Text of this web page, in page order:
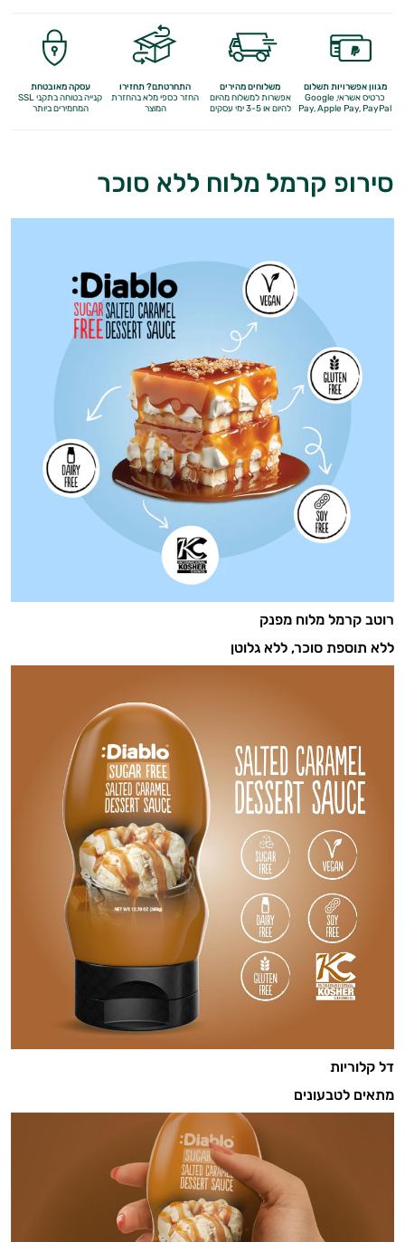
מגוון אפשרויות תשלום
כרטיס אשראי, Google
Pay,Apple Pay, PayPal
משלוחים מהירים
אפשרות למשלוח מהיום
להיום או 3-5 ימי עסקים
התחרטתם? תחזירו
החזר כספי מלאבהחזרת
המוצר
עסקה מאובטחת
קנייה בטוחה בתקני SSL
המחמירים ביותר
סירופ קרמל מלוח ללא סוכר
רוטב קרמל מלוח מפנק
ללא תוספת סוכר, ללא גלוטן
דל קלוריות
מתאים לטבעונים